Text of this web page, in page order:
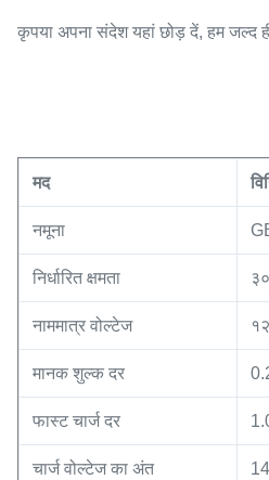
कृपया अपना संदेश यहां छोड़ दें, हम जल्द
मद
नमूना
निर्धारित क्षमता
नाममात्र वोल्टेज
मानक शुल्क दर
फास्ट चार्ज दर
चार्ज वोल्टेज का अंत